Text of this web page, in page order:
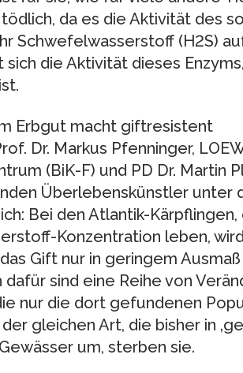
da es die Aktivität des
Schwefelwasserstoff (H2S)
die Aktivität dieses
Erbgut macht giftresistent
Dr. Markus Pfenninger,
(BiK-F) und PD Dr. Martin
Überlebenskünstler unter
Bei den Atlantik-
Konzentration leben,
Gift nur in geringem
sind eine Reihe von
nur die dort gefundenen
gleichen Art, die bisher in
um, sterben sie.